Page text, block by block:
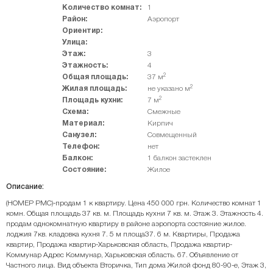
Количество комнат:
1
Район:
Аэропорт
Ориентир:
Улица:
Этаж:
3
Этажность:
4
Общая площадь:
37 м2
Жилая площадь: не указано м2
Площадь кухни: 7 м2
Схема:
Смежные
Материал:
Кирпич
Санузел:
Совмещенный
Телефон:
нет
Балкон:
1 балкон застеклен
Состояние:
Жилое
Описание:
(НОМЕР PMC)-продам 1 к квартиру. Цена 450 000 грн. Количество комнат 1
комн. Общая площадь 37 кв. м. Площадь кухни 7 кв. м. Этаж 3. Этажность 4.
продам однокомнатную квартиру в районе аэропорта состояние жилое.
лоджия 7кв. кладовка кухня 7. 5 м площа37. 6 м. Квартиры, Продажа
квартир, Продажа квартир-Харьковская область, Продажа квартир-
Коммунар Адрес Коммунар, Харьковская область. 67. Объявление от
Частного лица. Вид объекта Вторичка, Тип дома Жилой фонд 80-90-е, Этаж 3,